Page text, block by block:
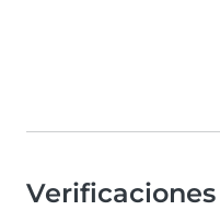
Verificaciones